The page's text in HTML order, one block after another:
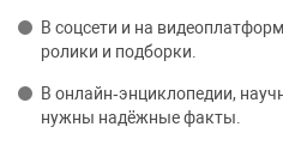
В соцсети и на
ролики и подборки.
В онлайн‑энциклопедии,
нужны надёжные факты.